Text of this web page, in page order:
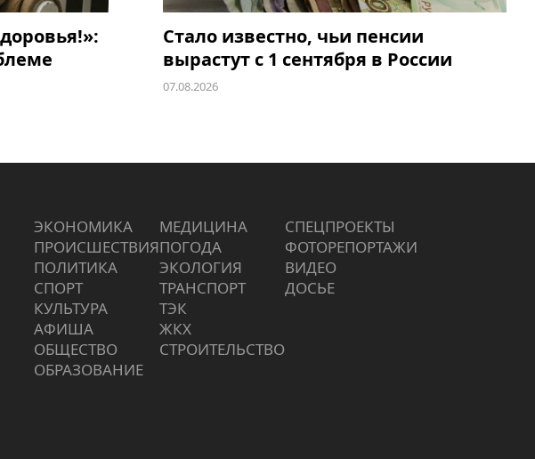
Стало известно, чьи пенсии
вырастут с 1 сентября в России
07.08.2026
ЭКОНОМИКА
ПРОИCШЕСТВИЯ
ПОЛИТИКА
СПОРТ
КУЛЬТУРА
АФИША
ОБЩЕСТВО
ОБРАЗОВАНИЕ
МЕДИЦИНА
ПОГОДА
ЭКОЛОГИЯ
ТРАНСПОРТ
ТЭК
ЖКХ
СТРОИТЕЛЬСТВО
СПЕЦПРОЕКТЫ
ФОТОРЕПОРТАЖИ
ВИДЕО
ДОСЬЕ